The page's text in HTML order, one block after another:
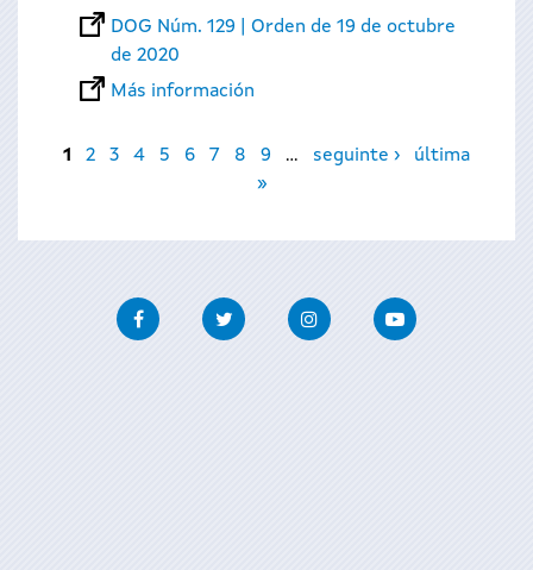
DOG Núm. 129 | Orden de 19 de octubre
de 2020
Más información
Páginas
1 2 3 4 5 6 7 8 9 … seguinte ›
última
»
FacebookTwitter InstagramYoutube